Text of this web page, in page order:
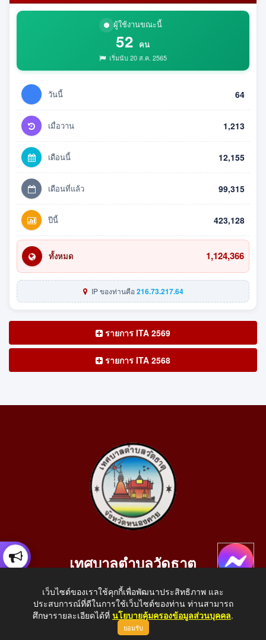
ผู้ใช้งานขณะนี้
52 คน
เริ่มนับ 20 ส.ค. 2565
วันนี้ 64
เมื่อวาน 1,213
เดือนนี้ 12,155
เดือนที่แล้ว 99,315
ปีนี้ 423,128
ทั้งหมด 1,124,366
IP ของท่านคือ216.73.217.64
รายการ ITA 2569
รายการ ITA 2568
เทศบาลตำบลวัดธาตุ
อ.เมือง จ.หนองคาย 43000
โทรศัพท์: 042-414758 โทรสาร: 042-414759
E-Mail: saraban_05430110@dla.go.th
เว็บไซต์ของเราใช้คุกกี้เพื่อพัฒนาประสิทธิภาพ และ
ประสบการณ์ที่ดีในการใช้เว็บไซต์ของท่าน ท่านสามารถ
ศึกษารายละเอียดได้ที่ นโยบายคุ้มครองข้อมูลส่วนบุคคล.
ยอมรับ